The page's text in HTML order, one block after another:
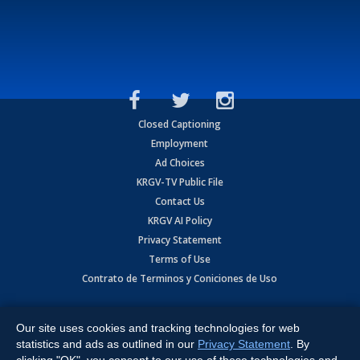
Closed Captioning
Employment
Ad Choices
KRGV-TV Public File
Contact Us
KRGV AI Policy
Privacy Statement
Terms of Use
Contrato de Terminos y Coniciones de Uso
Expressway, Weslaco, TX 78596.
All Rights Reserved. Powered by:Ruby Shore Software
Our site uses cookies and tracking technologies for web
statistics and ads as outlined in our Privacy Statement . By